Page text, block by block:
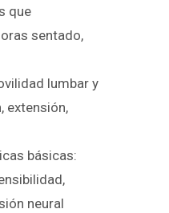
que
sentado,
lumbar y
extensión,
básicas:
neural